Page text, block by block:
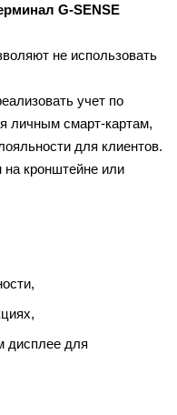
G-SENSE
не использовать
учет по
личным смарт-картам,
для клиентов.
кронштейне или
дисплее для